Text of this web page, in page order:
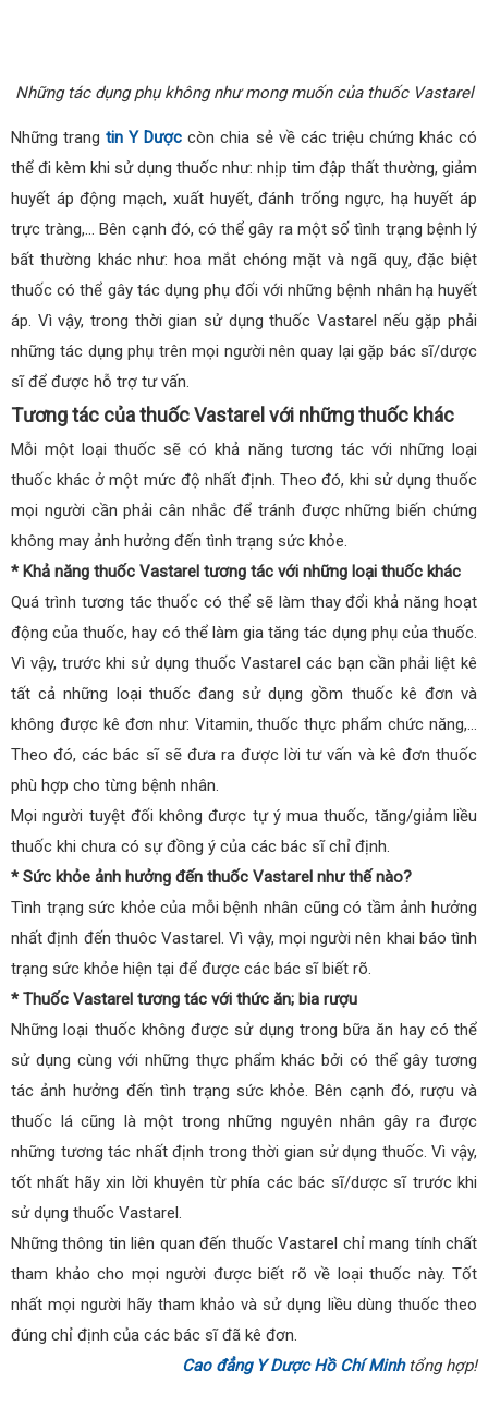
Những tác dụng phụ không như mong muốn của thuốc Vastarel
Những trangtin Y Dược còn chia sẻ về các triệu chứng khác có
thể đi kèm khi sử dụng thuốc như: nhịp tim đập thất thường, giảm
huyết áp động mạch, xuất huyết, đánh trống ngực, hạ huyết áp
trực tràng,… Bên cạnh đó, có thể gây ra một số tình trạng bệnh lý
bất thường khác như: hoa mắt chóng mặt và ngã quỵ, đặc biệt
thuốc có thể gây tác dụng phụ đối với những bệnh nhân hạ huyết
áp. Vì vậy, trong thời gian sử dụng thuốc Vastarel nếu gặp phải
những tác dụng phụ trên mọi người nên quay lại gặp bác sĩ/dược
sĩ để được hỗ trợ tư vấn.
Tương tác của thuốc Vastarel với những thuốc khác
Mỗi một loại thuốc sẽ có khả năng tương tác với những loại
thuốc khác ở một mức độ nhất định. Theo đó, khi sử dụng thuốc
mọi người cần phải cân nhắc để tránh được những biến chứng
không may ảnh hưởng đến tình trạng sức khỏe.
* Khả năng thuốc Vastarel tương tác với những loại thuốc khác
Quá trình tương tác thuốc có thể sẽ làm thay đổi khả năng hoạt
động của thuốc, hay có thể làm gia tăng tác dụng phụ của thuốc.
Vì vậy, trước khi sử dụng thuốc Vastarel các bạn cần phải liệt kê
tất cả những loại thuốc đang sử dụng gồm thuốc kê đơn và
không được kê đơn như: Vitamin, thuốc thực phẩm chức năng,…
Theo đó, các bác sĩ sẽ đưa ra được lời tư vấn và kê đơn thuốc
phù hợp cho từng bệnh nhân.
Mọi người tuyệt đối không được tự ý mua thuốc, tăng/giảm liều
thuốc khi chưa có sự đồng ý của các bác sĩ chỉ định.
* Sức khỏe ảnh hưởng đến thuốc Vastarel như thế nào?
Tình trạng sức khỏe của mỗi bệnh nhân cũng có tầm ảnh hưởng
nhất định đến thuôc Vastarel. Vì vậy, mọi người nên khai báo tình
trạng sức khỏe hiện tại để được các bác sĩ biết rõ.
* Thuốc Vastarel tương tác với thức ăn; bia rượu
Những loại thuốc không được sử dụng trong bữa ăn hay có thể
sử dụng cùng với những thực phẩm khác bởi có thể gây tương
tác ảnh hưởng đến tình trạng sức khỏe. Bên cạnh đó, rượu và
thuốc lá cũng là một trong những nguyên nhân gây ra được
những tương tác nhất định trong thời gian sử dụng thuốc. Vì vậy,
tốt nhất hãy xin lời khuyên từ phía các bác sĩ/dược sĩ trước khi
sử dụng thuốc Vastarel.
Những thông tin liên quan đến thuốc Vastarel chỉ mang tính chất
tham khảo cho mọi người được biết rõ về loại thuốc này. Tốt
nhất mọi người hãy tham khảo và sử dụng liều dùng thuốc theo
đúng chỉ định của các bác sĩ đã kê đơn.
Cao đẳng Y Dược Hồ Chí Minhtổng hợp!